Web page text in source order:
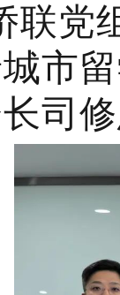
联党
市
司